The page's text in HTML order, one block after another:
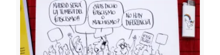
10,00€.8,00€.